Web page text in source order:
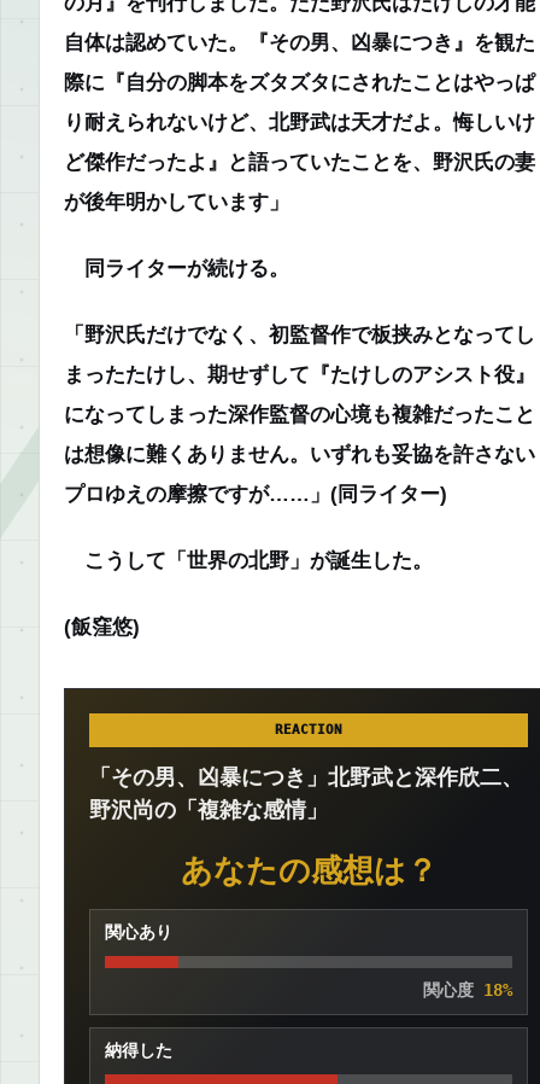
自体は認めていた。『その男、凶暴につき』を観た
際に『自分の脚本をズタズタにされたことはやっぱ
り耐えられないけど、北野武は天才だよ。悔しいけ
ど傑作だったよ』と語っていたことを、野沢氏の妻
が後年明かしています」
同ライターが続ける。
「野沢氏だけでなく、初監督作で板挟みとなってし
まったたけし、期せずして『たけしのアシスト役』
になってしまった深作監督の心境も複雑だったこと
は想像に難くありません。いずれも妥協を許さない
プロゆえの摩擦ですが……」 (同ライター)
こうして「世界の北野」が誕生した。
(飯窪悠)
REACTION
「その男、凶暴につき」北野武と深作欣二、
野沢尚の「複雑な感情」
あなたの感想は？
関心あり
関心度 18%
納得した